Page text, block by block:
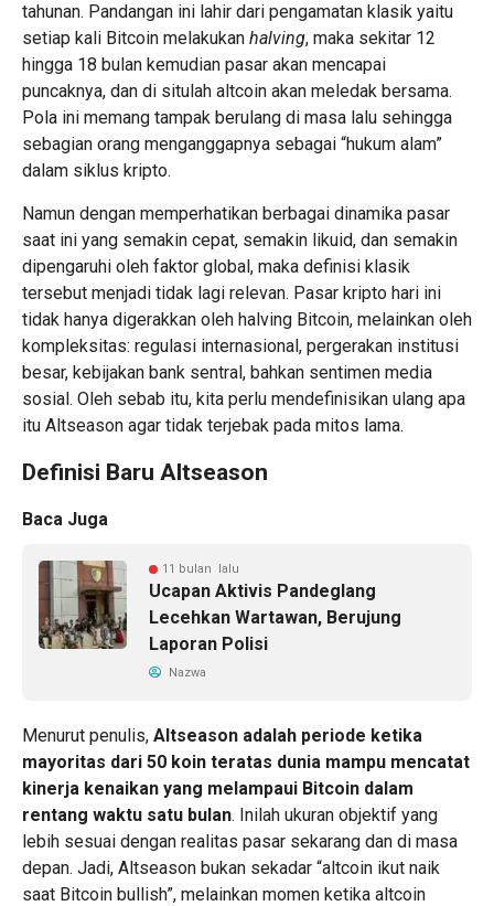
tahunan. Pandangan ini lahir dari pengamatan klasik yaitu
setiap kali Bitcoin melakukan halving, maka sekitar 12
hingga 18 bulan kemudian pasar akan mencapai
puncaknya, dan di situlah altcoin akan meledak bersama.
Pola ini memang tampak berulang di masa lalu sehingga
sebagian orang menganggapnya sebagai “hukum alam”
dalam siklus kripto.
Namun dengan memperhatikan berbagai dinamika pasar
saat ini yang semakin cepat, semakin likuid, dan semakin
dipengaruhi oleh faktor global, maka definisi klasik
tersebut menjadi tidak lagi relevan. Pasar kripto hari ini
tidak hanya digerakkan oleh halving Bitcoin, melainkan oleh
kompleksitas: regulasi internasional, pergerakan institusi
besar, kebijakan bank sentral, bahkan sentimen media
sosial. Oleh sebab itu, kita perlu mendefinisikan ulang apa
itu Altseason agar tidak terjebak pada mitos lama.
Definisi Baru Altseason
Baca Juga
11 bulan lalu
Ucapan Aktivis Pandeglang
Lecehkan Wartawan, Berujung
Laporan Polisi
Nazwa
Menurut penulis, Altseason adalah periode ketika
mayoritas dari 50 koin teratas dunia mampu mencatat
kinerja kenaikan yang melampaui Bitcoin dalam
rentang waktu satu bulan. Inilah ukuran objektif yang
lebih sesuai dengan realitas pasar sekarang dan di masa
depan. Jadi, Altseason bukan sekadar “altcoin ikut naik
saat Bitcoin bullish”, melainkan momen ketika altcoin